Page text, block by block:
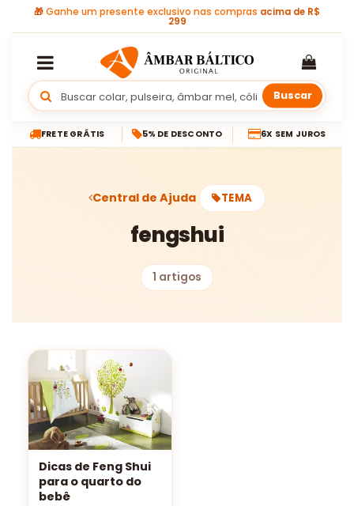
🎁Ganhe um presente exclusivo nas compras acima de R$
299
Buscar
FRETE GRÁTIS 5% DE DESCONTO 6X SEM JUROS
Central de Ajuda TEMA
fengshui
1 artigos
Dicas de Feng Shui
para o quarto do
bebê